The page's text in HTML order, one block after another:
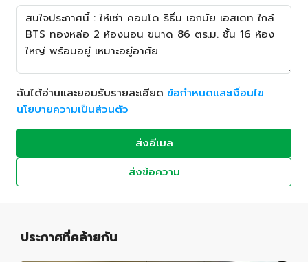
ฉันได้อ่านและยอมรับรายละเอียด ข้อกำหนดและเงื่อนไข
นโยบายความเป็นส่วนตัว
ส่งอีเมล
ส่งข้อความ
ประกาศที่คล้ายกัน